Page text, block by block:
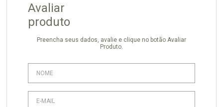
Avaliar
produto
Preencha seus dados, avalie e clique no botão Avaliar
Produto.